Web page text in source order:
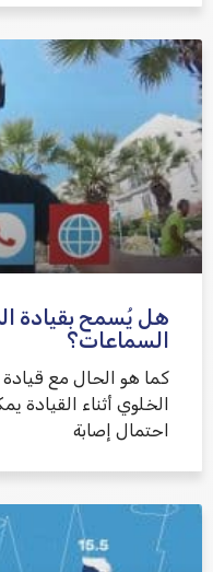
هل يُسمح بقيادة
السماعات؟
كما هو الحال مع قيادة
الخلوي أثناء
احتمال إصابة